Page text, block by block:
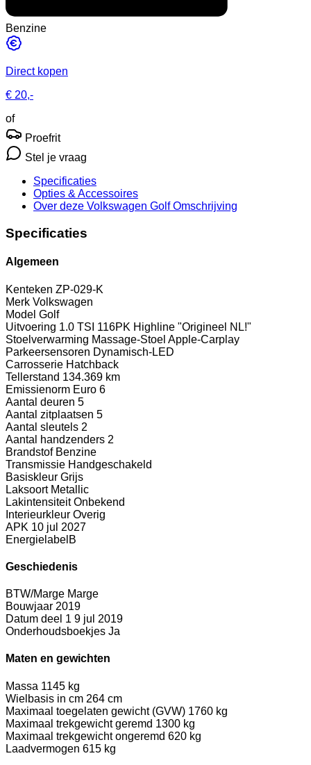
Benzine
Direct kopen
€ 20,-
of
Proefrit
Stel je vraag
Specificaties
Opties & Accessoires
Over deze Volkswagen Golf Omschrijving
Specificaties
Algemeen
Kenteken ZP-029-K
Merk Volkswagen
Model Golf
Uitvoering 1.0 TSI 116PK Highline "Origineel NL!"
Stoelverwarming Massage-Stoel Apple-Carplay
Parkeersensoren Dynamisch-LED
Carrosserie Hatchback
Tellerstand 134.369 km
Emissienorm Euro 6
Aantal deuren 5
Aantal zitplaatsen 5
Aantal sleutels 2
Aantal handzenders 2
Brandstof Benzine
Transmissie Handgeschakeld
Basiskleur Grijs
Laksoort Metallic
Lakintensiteit Onbekend
Interieurkleur Overig
APK 10 jul 2027
Energielabel B
Geschiedenis
BTW/Marge Marge
Bouwjaar 2019
Datum deel 1 9 jul 2019
Onderhoudsboekjes Ja
Maten en gewichten
Massa 1145 kg
Wielbasis in cm 264 cm
Maximaal toegelaten gewicht (GVW) 1760 kg
Maximaal trekgewicht geremd 1300 kg
Maximaal trekgewicht ongeremd 620 kg
Laadvermogen 615 kg